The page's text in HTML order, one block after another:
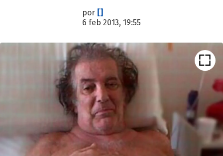
por []
6 feb 2013, 19:55